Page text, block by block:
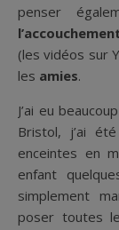
penser
(les vidéos sur
les amies.
J’ai eu
Bristol, j’ai
enceintes en
enfant
simplement
poser toutes